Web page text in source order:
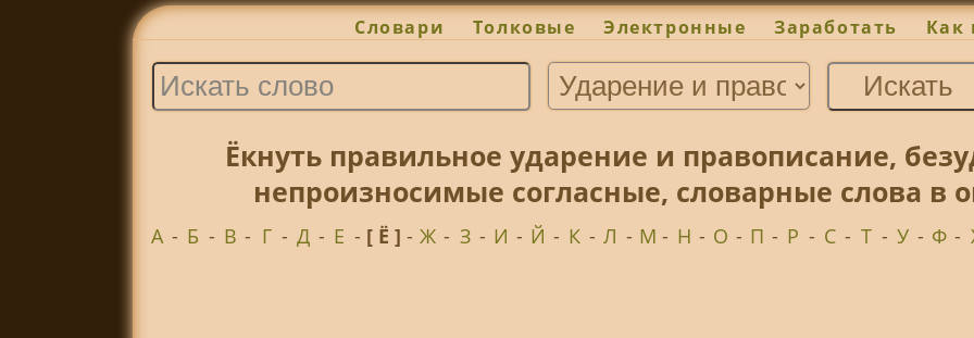
Словари Толковые Электронные Заработать Как
Ёкнуть правильное ударение и правописание,
непроизносимые согласные, словарные слова в
А - Б - В - Г - Д - Е - [ Ё ]- Ж - З - И - Й - К - Л - М - Н - О - П - Р - С - Т - У - Ф -